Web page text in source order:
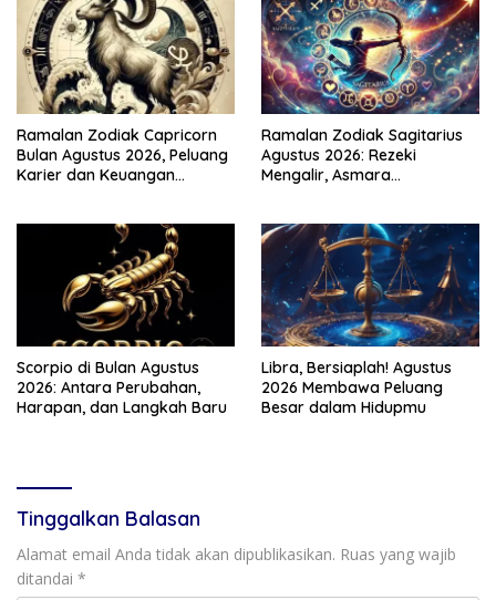
Ramalan Zodiak Capricorn
Bulan Agustus 2026, Peluang
Karier dan Keuangan
Ramalan Zodiak Sagitarius
Agustus 2026: Rezeki
Mengalir, Asmara
Scorpio di Bulan Agustus
2026: Antara Perubahan,
Harapan, dan Langkah Baru
Libra, Bersiaplah! Agustus
2026 Membawa Peluang
Besar dalam Hidupmu
Tinggalkan Balasan
Alamat email Anda tidak akan dipublikasikan. Ruas yang wajib
ditandai *